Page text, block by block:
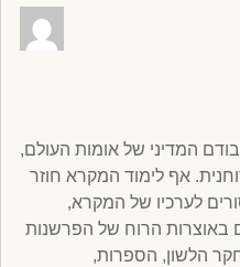
המדיני של אומות העולם,
אף לימוד המקרא חוזר
לערכיו של המקרא,
באוצרות הרוח של הפרשנות
הלשון, הספרות,